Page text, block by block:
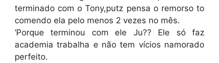
terminado com o Tony,putz pensa o remorso to
comendo ela pelo menos 2 vezes no mês.
‘Porque terminou com ele Ju?? Ele só faz
academia trabalha e não tem vícios namorado
perfeito.